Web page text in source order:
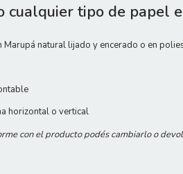
cualquier tipo de papel
Marupá natural lijado y encerado o en
horizontal o vertical
con el producto podés cambiarlo o